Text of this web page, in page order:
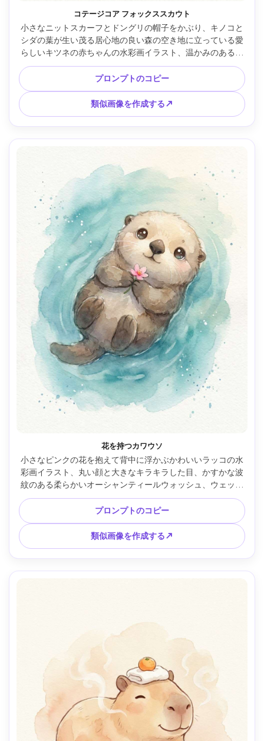
コテージコア フォックススカウト
小さなニットスカーフとドングリの帽子をかぶり、キノコと
シダの葉が生い茂る居心地の良い森の空き地に立っている愛
らしいキツネの赤ちゃんの水彩画イラスト、温かみのある土
の色調、繊細なインクの輪郭、柔らかい水彩画の花、目に見
える紙の粒子、気まぐれな児童書の雰囲気、軽いビネットで
バランスの取れた構図、毛皮に優しいハイライト、85mmレ
ンズ、浅い被写界深度 --ar 4:5
プロンプトのコピー
類似画像を作成する↗
花を持つカワウソ
小さなピンクの花を抱えて背中に浮かぶかわいいラッコの水
彩画イラスト、丸い顔と大きなキラキラした目、かすかな波
紋のある柔らかいオーシャンティールウォッシュ、ウェット
オンウェットのグラデーション、微妙なスプラッターアクセ
ント、コールドプレス水彩画紙の質感、落ち着いた居心地の
良い雰囲気、中央のキャラクター、最小限の背景、85mmレ
ンズ、浅い被写界深度、柔らかい映画のような照明 --ar 4:5
プロンプトのコピー
類似画像を作成する↗